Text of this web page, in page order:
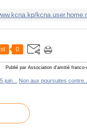
0
Publié par Association d'amitié franco-
juin... Non aux poursuites